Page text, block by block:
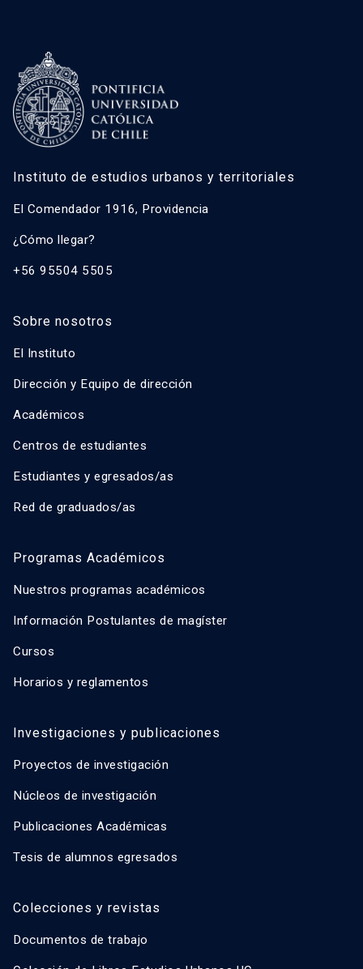
Instituto de estudios urbanos y territoriales
El Comendador 1916, Providencia
¿Cómo llegar?
+56 95504 5505
Sobre nosotros
El Instituto
Dirección y Equipo de dirección
Académicos
Centros de estudiantes
Estudiantes y egresados/as
Red de graduados/as
Programas Académicos
Nuestros programas académicos
Información Postulantes de magíster
Cursos
Horarios y reglamentos
Investigaciones y publicaciones
Proyectos de investigación
Núcleos de investigación
Publicaciones Académicas
Tesis de alumnos egresados
Colecciones y revistas
Documentos de trabajo